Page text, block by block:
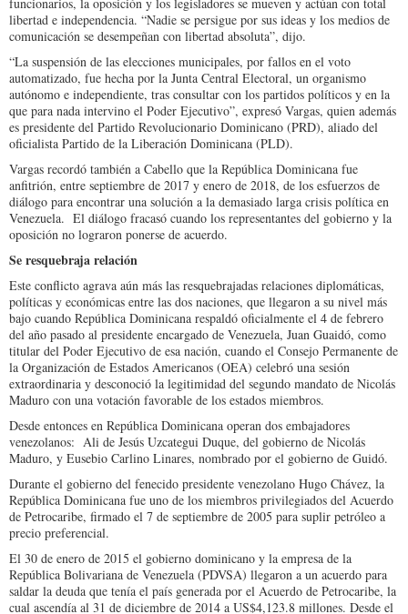
libertad e independencia. “Nadie se persigue por sus ideas y los medios de
comunicación se desempeñan con libertad absoluta”, dijo.
“La suspensión de las elecciones municipales, por fallos en el voto
automatizado, fue hecha por la Junta Central Electoral, un organismo
autónomo e independiente, tras consultar con los partidos políticos y en la
que para nada intervino el Poder Ejecutivo”, expresó Vargas, quien además
es presidente del Partido Revolucionario Dominicano (PRD), aliado del
oficialista Partido de la Liberación Dominicana (PLD).
Vargas recordó también a Cabello que la República Dominicana fue
anfitrión, entre septiembre de 2017 y enero de 2018, de los esfuerzos de
diálogo para encontrar una solución a la demasiado larga crisis política en
Venezuela. El diálogo fracasó cuando los representantes del gobierno y la
oposición no lograron ponerse de acuerdo.
Se resquebraja relación
Este conflicto agrava aún más las resquebrajadas relaciones diplomáticas,
políticas y económicas entre las dos naciones, que llegaron a su nivel más
bajo cuando República Dominicana respaldó oficialmente el 4 de febrero
del año pasado al presidente encargado de Venezuela, Juan Guaidó, como
titular del Poder Ejecutivo de esa nación, cuando el Consejo Permanente de
la Organización de Estados Americanos (OEA) celebró una sesión
extraordinaria y desconoció la legitimidad del segundo mandato de Nicolás
Maduro con una votación favorable de los estados miembros.
Desde entonces en República Dominicana operan dos embajadores
venezolanos: Ali de Jesús Uzcategui Duque, del gobierno de Nicolás
Maduro, y Eusebio Carlino Linares, nombrado por el gobierno de Guidó.
Durante el gobierno del fenecido presidente venezolano Hugo Chávez, la
República Dominicana fue uno de los miembros privilegiados del Acuerdo
de Petrocaribe, firmado el 7 de septiembre de 2005 para suplir petróleo a
precio preferencial.
El 30 de enero de 2015 el gobierno dominicano y la empresa de la
República Bolivariana de Venezuela (PDVSA) llegaron a un acuerdo para
saldar la deuda que tenía el país generada por el Acuerdo de Petrocaribe, la
cual ascendía al 31 de diciembre de 2014 a US$4,123.8 millones. Desde el